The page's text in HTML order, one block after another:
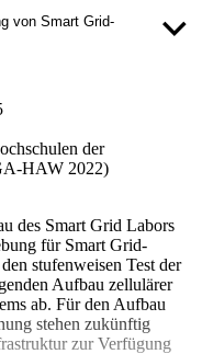
und Rückspeisen im
zur Integration
prüfung aller
Ladens, (3) die
von Smart Grid-
der
HAW 2022)
des Smart Grid Labors
für Smart Grid-
stufenweisen Test der
Aufbau zellulärer
ab. Für den Aufbau
stehen zukünftig
zur Verfügung